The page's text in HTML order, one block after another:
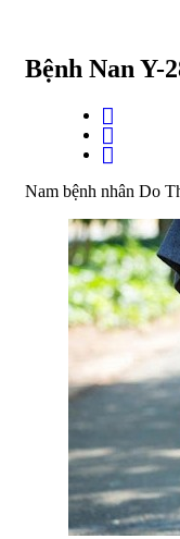
Bệnh Nan Y-
Nam bệnh nhân Do